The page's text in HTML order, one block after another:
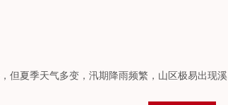
但夏季天气多变，汛期降雨频繁，山区极易出现溪